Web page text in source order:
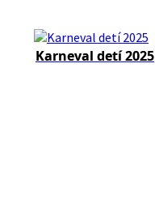
Karneval detí 2025